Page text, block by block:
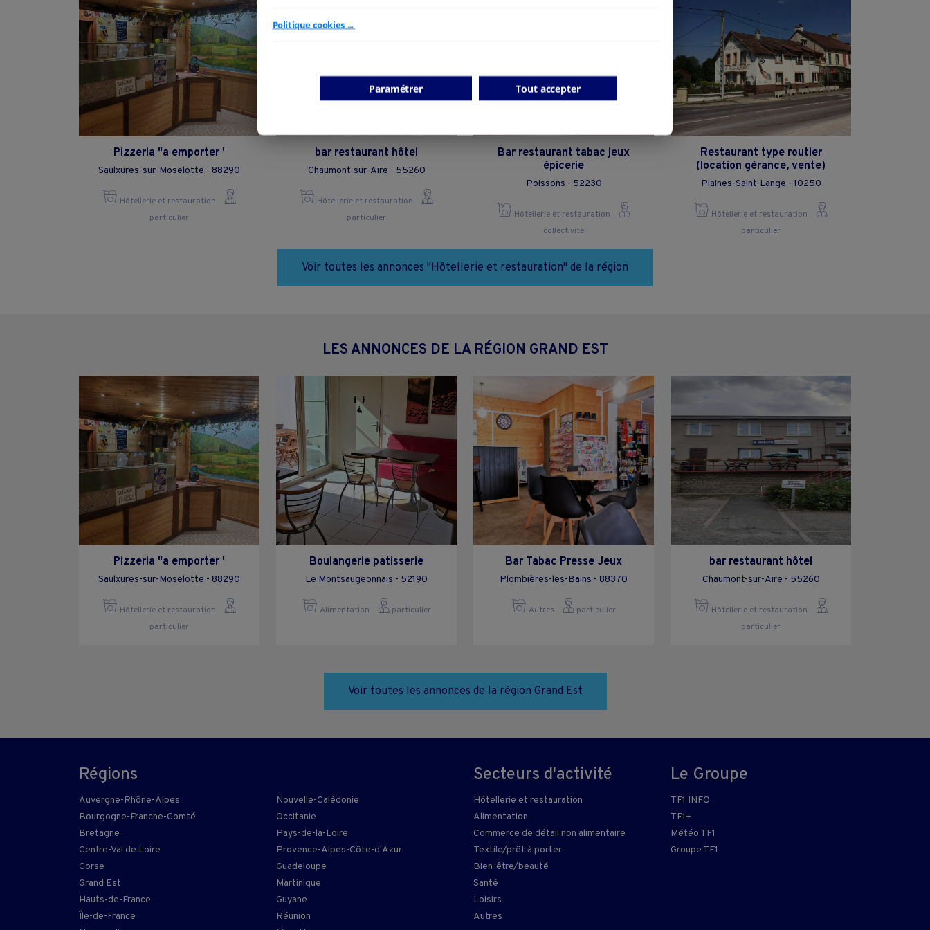
Pizzeria "a emporter '
Saulxures-sur-Moselotte - 88290
Hôtellerie et restauration
particulier
bar restaurant hôtel
Chaumont-sur-Aire - 55260
Hôtellerie et restauration
particulier
Bar restaurant tabac jeux
épicerie
Poissons - 52230
Hôtellerie et restauration
collectivite
Restaurant type routier
(location gérance, vente)
Plaines-Saint-Lange - 10250
Hôtellerie et restauration
particulier
Voir toutes les annonces "Hôtellerie et restauration" de la région
LES ANNONCES DE LA RÉGION GRAND EST
Pizzeria "a emporter '
Saulxures-sur-Moselotte - 88290
Hôtellerie et restauration
particulier
Boulangerie patisserie
Le Montsaugeonnais - 52190
Alimentation particulier
Bar Tabac Presse Jeux
Plombières-les-Bains - 88370
Autres particulier
bar restaurant hôtel
Chaumont-sur-Aire - 55260
Hôtellerie et restauration
particulier
Voir toutes les annonces de la région Grand Est
Régions
Auvergne-Rhône-Alpes
Bourgogne-Franche-Comté
Bretagne
Centre-Val de Loire
Corse
Grand Est
Hauts-de-France
Île-de-France
Nouvelle-Calédonie
Occitanie
Pays-de-la-Loire
Provence-Alpes-Côte-d'Azur
Guadeloupe
Martinique
Guyane
Réunion
Secteurs d'activité
Hôtellerie et restauration
Alimentation
Commerce de détail non alimentaire
Textile/prêt à porter
Bien-être/beauté
Santé
Loisirs
Autres
Le Groupe
TF1 INFO
TF1+
Météo TF1
Groupe TF1
Politique cookies →
Paramétrer Tout accepter